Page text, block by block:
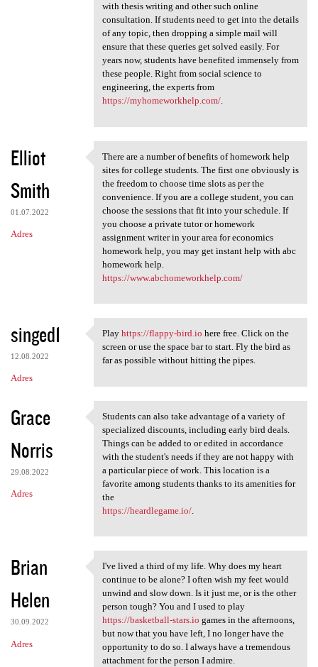
with thesis writing and other such online
consultation. If students need to get into the details
of any topic, then dropping a simple mail will
ensure that these queries get solved easily. For
years now, students have benefited immensely from
these people. Right from social science to
engineering, the experts from
https://myhomeworkhelp.com/.
Elliot
Smith
01.07.2022
Adres
There are a number of
There are a number of benefits of homework help
sites for college students. The first one obviously is
the freedom to choose time slots as per the
convenience. If you are a college student, you can
choose the sessions that fit into your schedule. If
you choose a private tutor or homework
assignment writer in your area for economics
homework help, you may get instant help with abc
homework help.
https://www.abchomeworkhelp.com/
singed1
12.08.2022
Adres
Play https://flappy-bird.io
Play https://flappy-bird.io here free. Click on the
screen or use the space bar to start. Fly the bird as
far as possible without hitting the pipes.
Grace
Norris
29.08.2022
Adres
Students can also take
Students can also take advantage of a variety of
specialized discounts, including early bird deals.
Things can be added to or edited in accordance
with the student's needs if they are not happy with
a particular piece of work. This location is a
favorite among students thanks to its amenities for
the
https://heardlegame.io/.
Brian
Helen
30.09.2022
Adres
I've lived a third of my life
I've lived a third of my life. Why does my heart
continue to be alone? I often wish my feet would
unwind and slow down. Is it just me, or is the other
person tough? You and I used to play
https://basketball-stars.io games in the afternoons,
but now that you have left, I no longer have the
opportunity to do so. I always have a tremendous
attachment for the person I admire.